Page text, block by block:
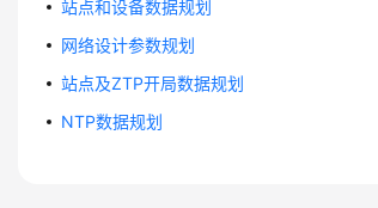
站点和设备数据规划
网络设计参数规划
站点及ZTP开局数据规划
NTP数据规划